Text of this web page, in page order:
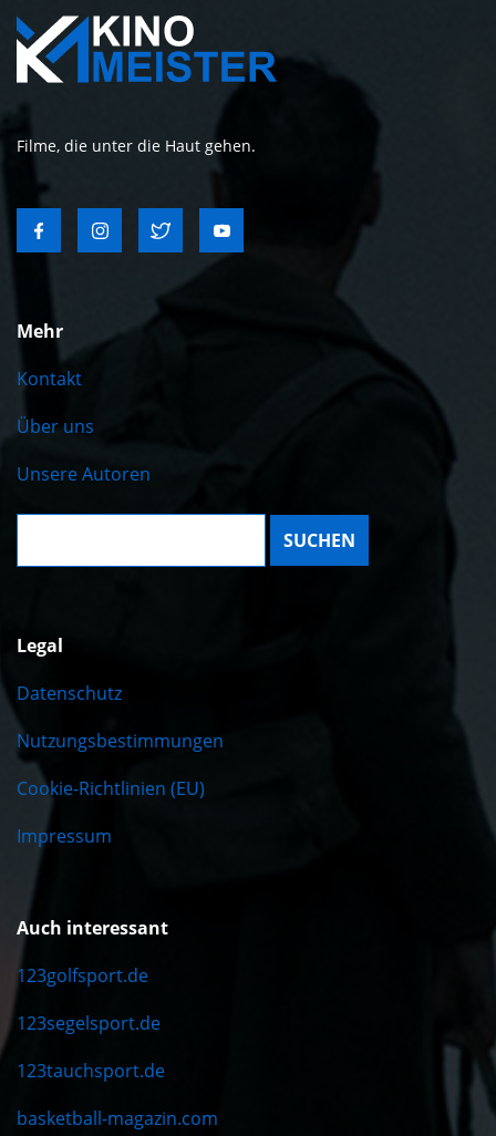
Filme, die unter die Haut gehen.
Mehr
Kontakt
Über uns
Unsere Autoren
Suche:
Legal
Datenschutz
Nutzungsbestimmungen
Cookie-Richtlinien (EU)
Impressum
Auch interessant
123golfsport.de
123segelsport.de
123tauchsport.de
basketball-magazin.com